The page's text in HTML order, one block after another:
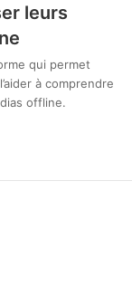
leurs
qui permet
à comprendre
offline.